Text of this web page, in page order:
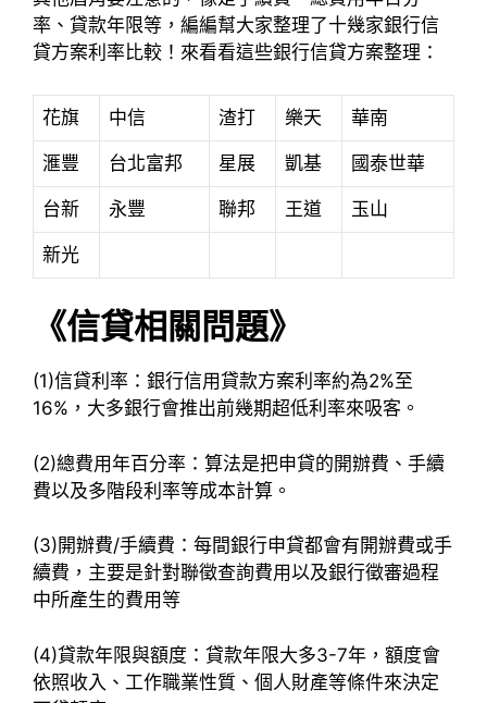
率、貸款年限等，編編幫大家整理了十幾家銀行信
貸方案利率比較！來看看這些銀行信貸方案整理：
花旗 中信 渣打 樂天 華南
滙豐 台北富邦 星展 凱基 國泰世華
台新 永豐 聯邦 王道 玉山
新光
《信貸相關問題》
(1)信貸利率：銀行信用貸款方案利率約為2%至
16%，大多銀行會推出前幾期超低利率來吸客。
(2)總費用年百分率：算法是把申貸的開辦費、手續
費以及多階段利率等成本計算。
(3)開辦費/手續費：每間銀行申貸都會有開辦費或手
續費，主要是針對聯徵查詢費用以及銀行徵審過程
中所產生的費用等
(4)貸款年限與額度：貸款年限大多3-7年，額度會
依照收入、工作職業性質、個人財產等條件來決定